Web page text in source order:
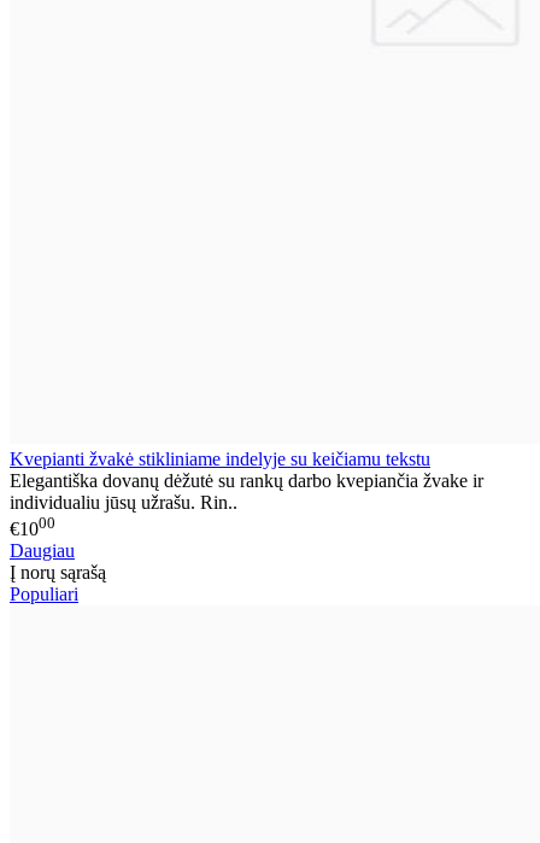
Kvepianti žvakė stikliniame indelyje su keičiamu tekstu
Elegantiška dovanų dėžutė su rankų darbo kvepiančia žvake ir
individualiu jūsų užrašu. Rin..
€1000
Daugiau
Į norų sąrašą
Populiari